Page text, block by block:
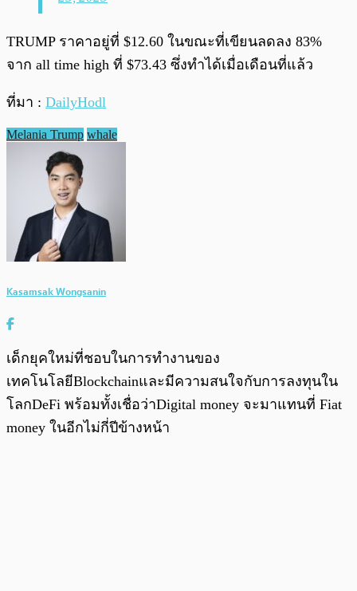
TRUMP ราคาอยู่ที่ $12.60 ในขณะที่เขียนลดลง 83%
จาก all time high ที่ $73.43 ซึ่งทำได้เมื่อเดือนที่แล้ว
ที่มา : DailyHodl
Melania Trump whale
Kasamsak Wongsanin
เด็กยุคใหม่ที่ชอบในการทำงานของ
เทคโนโลยีBlockchainและมีความสนใจกับการลงทุนใน
โลกDeFi พร้อมทั้งเชื่อว่าDigital money จะมาแทนที่ Fiat
money ในอีกไม่กี่ปีข้างหน้า